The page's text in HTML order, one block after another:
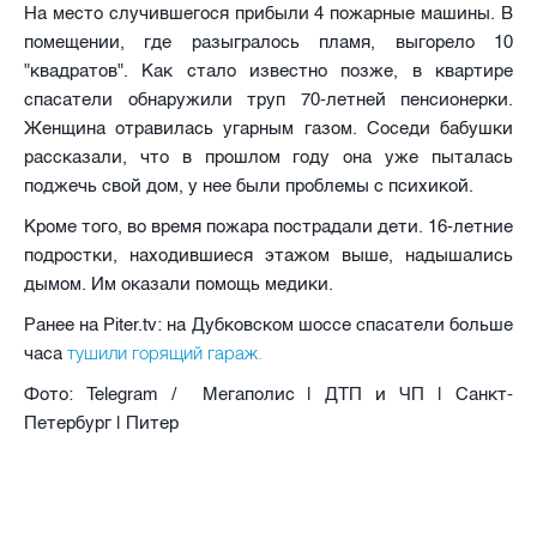
На место случившегося прибыли 4 пожарные машины. В
помещении, где разыгралось пламя, выгорело 10
"квадратов". Как стало известно позже, в квартире
спасатели обнаружили труп 70-летней пенсионерки.
Женщина отравилась угарным газом. Соседи бабушки
рассказали, что в прошлом году она уже пыталась
поджечь свой дом, у нее были проблемы с психикой.
Кроме того, во время пожара пострадали дети. 16-летние
подростки, находившиеся этажом выше, надышались
дымом. Им оказали помощь медики.
Ранее на Piter.tv: на Дубковском шоссе спасатели больше
часа тушили горящий гараж.
Фото: Telegram / Мегаполис | ДТП и ЧП | Санкт-
Петербург | Питер